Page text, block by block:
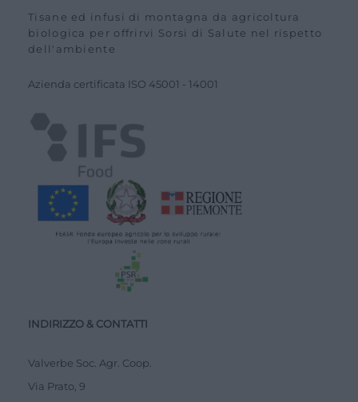
Tisane ed infusi di montagna da agricoltura
biologica per offrirvi Sorsi di Salute nel rispetto
dell'ambiente
Azienda certiﬁcata ISO 45001 - 14001
INDIRIZZO & CONTATTI
Valverbe Soc. Agr. Coop.
Via Prato, 9